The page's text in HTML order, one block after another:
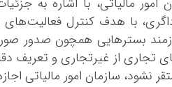
مالیاتی، با اشاره به
با هدف کنترل
بسترهایی همچون صدور
از غیرتجاری و تعریف
نشود، سازمان امور مالیاتی